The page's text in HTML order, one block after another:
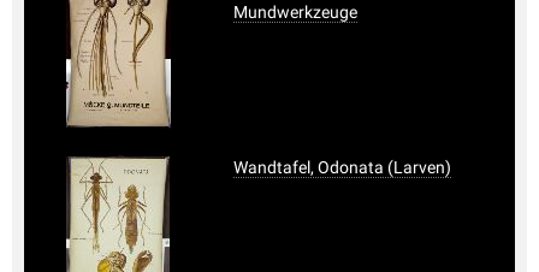
Mundwerkzeuge
Wandtafel, Odonata (Larven)